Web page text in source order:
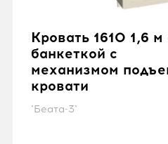
Кровать 1610 1,6 м
банкеткой с
механизмом
кровати
"Беата-3"